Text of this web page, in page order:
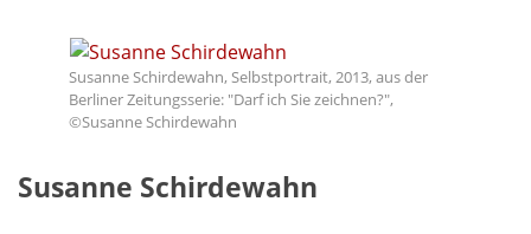
Susanne Schirdewahn, Selbstportrait, 2013, aus der
Berliner Zeitungsserie: "Darf ich Sie zeichnen?",
©Susanne Schirdewahn
Susanne Schirdewahn